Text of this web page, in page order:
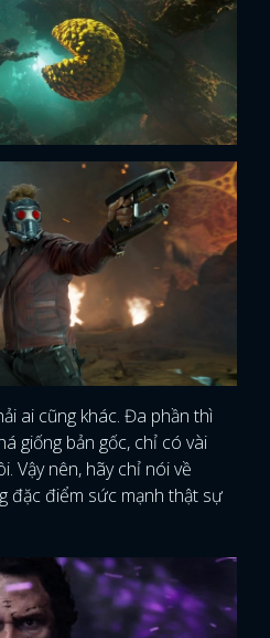
ai cũng khác. Đa phần thì
giống bản gốc, chỉ có vài
Vậy nên, hãy chỉ nói về
đặc điểm sức mạnh thật sự